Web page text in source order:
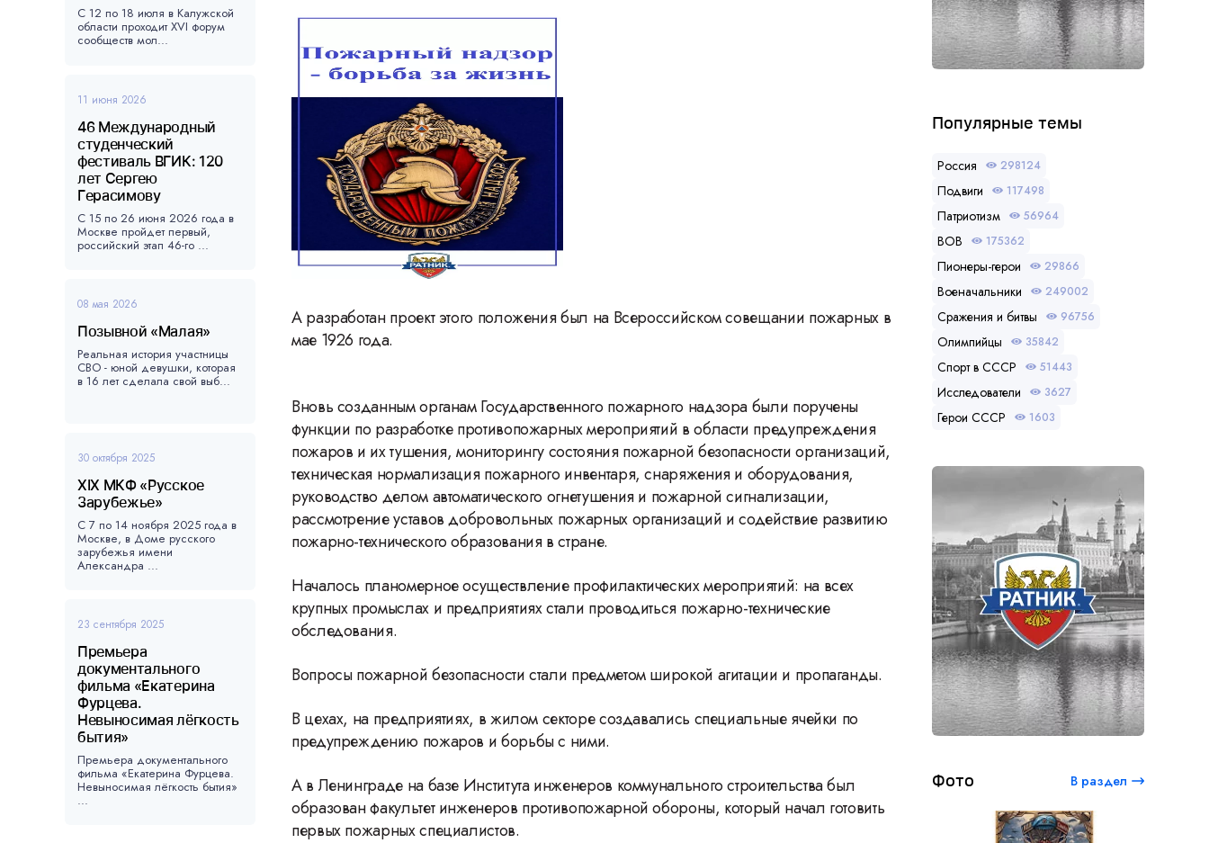
С 12 по 18 июля в Калужской
области проходит XVI форум
сообществ мол...
11 июня 2026
46 Международный
студенческий
фестиваль ВГИК: 120
лет Сергею
Герасимову
С 15 по 26 июня 2026 года в
Москве пройдет первый,
российский этап 46-го ...
08 мая 2026
Позывной «Малая»
Реальная история участницы
СВО - юной девушки, которая
в 16 лет сделала свой выб...
30 октября 2025
XIX МКФ «Русское
Зарубежье»
С 7 по 14 ноября 2025 года в
Москве, в Доме русского
зарубежья имени
Александра ...
23 сентября 2025
Премьера
документального
фильма «Екатерина
Фурцева.
Невыносимая лёгкость
бытия»
Премьера документального
фильма «Екатерина Фурцева.
Невыносимая лёгкость бытия»
...
А разработан проект этого положения был на Всероссийском совещании пожарных в
мае 1926 года.
Вновь созданным органам Государственного пожарного надзора были поручены
функции по разработке противопожарных мероприятий в области предупреждения
пожаров и их тушения, мониторингу состояния пожарной безопасности организаций,
техническая нормализация пожарного инвентаря, снаряжения и оборудования,
руководство делом автоматического огнетушения и пожарной сигнализации,
рассмотрение уставов добровольных пожарных организаций и содействие развитию
пожарно-технического образования в стране.
Началось планомерное осуществление профилактических мероприятий: на всех
крупных промыслах и предприятиях стали проводиться пожарно-технические
обследования.
Вопросы пожарной безопасности стали предметом широкой агитации и пропаганды.
В цехах, на предприятиях, в жилом секторе создавались специальные ячейки по
предупреждению пожаров и борьбы с ними.
А в Ленинграде на базе Института инженеров коммунального строительства был
образован факультет инженеров противопожарной обороны, который начал готовить
первых пожарных специалистов.
Популярные темы
Россия 298124
Подвиги 117498
Патриотизм 56964
ВОВ 175362
Пионеры-герои 29866
Военачальники 249002
Сражения и битвы 96756
Олимпийцы 35842
Спорт в СССР 51443
Исследователи 3627
Герои СССР 1603
Фото В раздел